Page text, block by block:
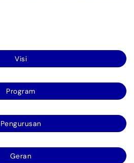
Visi
Program
Pengurusan
Geran